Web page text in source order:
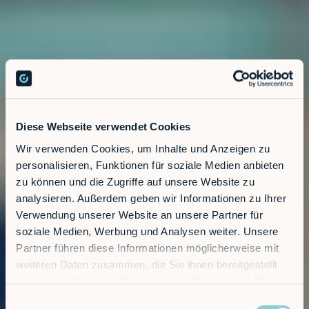
Diese Webseite verwendet Cookies
Wir verwenden Cookies, um Inhalte und Anzeigen zu
personalisieren, Funktionen für soziale Medien anbieten
zu können und die Zugriffe auf unsere Website zu
analysieren. Außerdem geben wir Informationen zu Ihrer
Verwendung unserer Website an unsere Partner für
soziale Medien, Werbung und Analysen weiter. Unsere
Partner führen diese Informationen möglicherweise mit
weiteren Daten zusammen, die Sie ihnen bereitgestellt